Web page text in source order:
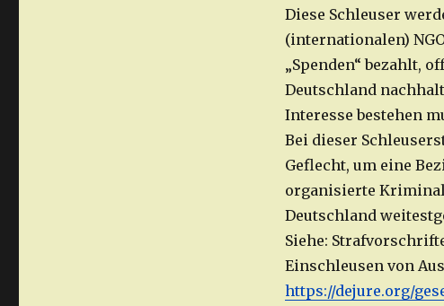
Diese Schleuser
(internationalen)
„Spenden“ bezahlt,
Deutschland
Interesse bestehen
Bei dieser
Geflecht, um eine
organisierte
Deutschland
Siehe:
Einschleusen von
https://dejure.org/